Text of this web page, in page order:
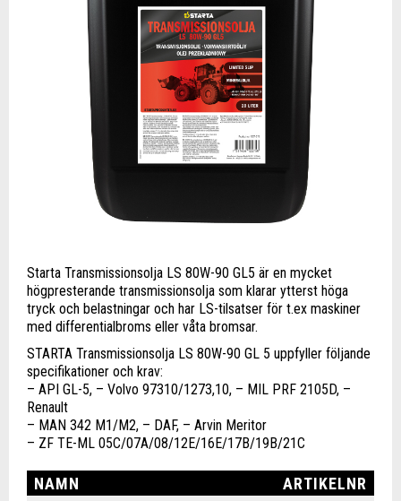
Starta Transmissionsolja LS 80W-90 GL5 är en mycket
högpresterande transmissionsolja som klarar ytterst höga
tryck och belastningar och har LS-tilsatser för t.ex maskiner
med differentialbroms eller våta bromsar.
STARTA Transmissionsolja LS 80W-90 GL 5 uppfyller följande
specifikationer och krav:
– API GL-5, – Volvo 97310/1273,10, – MIL PRF 2105D, –
Renault
– MAN 342 M1/M2, – DAF, – Arvin Meritor
– ZF TE-ML 05C/07A/08/12E/16E/17B/19B/21C
NAMN ARTIKELNR